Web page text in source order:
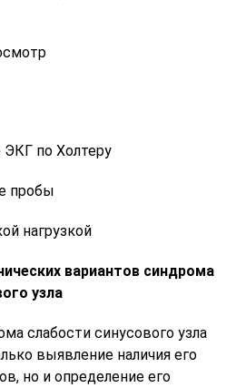
по Холтеру
пробы
нагрузкой
вариантов синдрома
узла
слабости синусового узла
выявление наличия его
но и определение его